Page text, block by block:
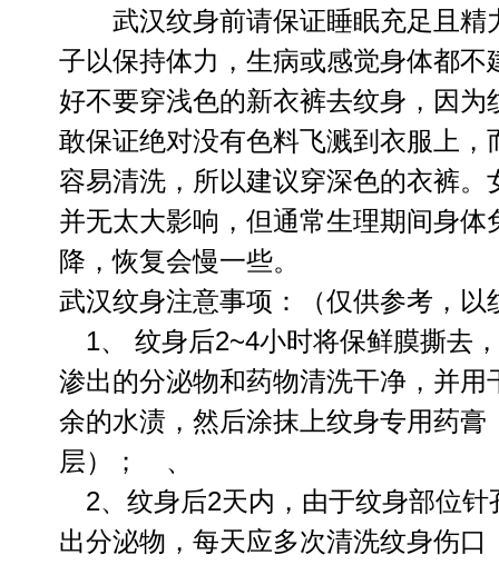
武汉纹身前请保证睡眠充足且精
子以保持体力，生病或感觉身体都不
好不要穿浅色的新衣裤去纹身，因为
敢保证绝对没有色料飞溅到衣服上，
容易清洗，所以建议穿深色的衣裤。
并无太大影响，但通常生理期间身体
降，恢复会慢一些。
武汉纹身注意事项：（仅供参考，以
1、 纹身后2~4小时将保鲜膜撕去
渗出的分泌物和药物清洗干净，并用
余的水渍，然后涂抹上纹身专用药膏
层）； 、
2、纹身后2天内，由于纹身部位针
出分泌物，每天应多次清洗纹身伤口